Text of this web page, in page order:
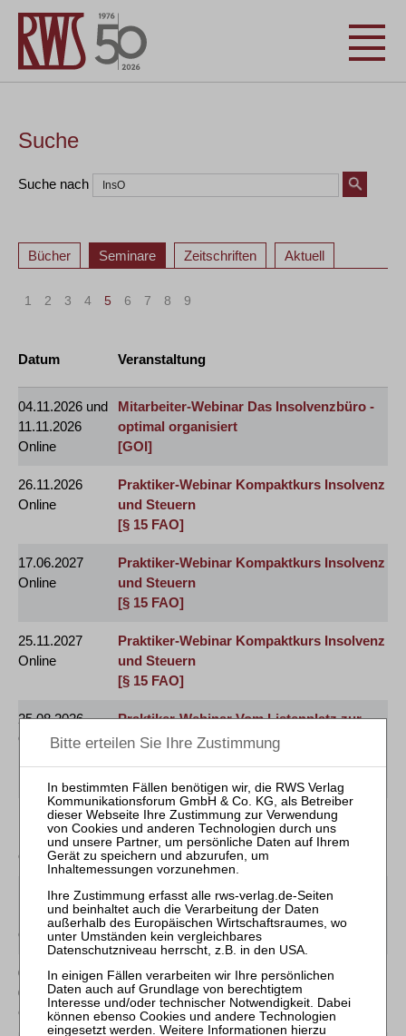
Suche
Suche nach
Bücher Seminare Zeitschriften Aktuell
1 2 3 4 5 6 7 8 9
Datum Veranstaltung
04.11.2026 und
11.11.2026
Online
Mitarbeiter-Webinar Das Insolvenzbüro -
optimal organisiert
[GOI]
26.11.2026
Online
Praktiker-Webinar Kompaktkurs Insolvenz
und Steuern
[§ 15 FAO]
17.06.2027
Online
Praktiker-Webinar Kompaktkurs Insolvenz
und Steuern
[§ 15 FAO]
25.11.2027
Online
Praktiker-Webinar Kompaktkurs Insolvenz
und Steuern
[§ 15 FAO]
25.08.2026
Online
Praktiker-Webinar Vom Listenplatz zur
Zulassung – Das neue Berufsrecht der
11.11.2026 und
12.11.2026
Online
Mitarbeiter-Webinar Vertiefung der
Bearbeitung der Insolvenztabelle
[GOI]
17.03.2027 und
18.03.2027
Online
Mitarbeiter-Webinar Vertiefung der
Bearbeitung der Insolvenztabelle
[GOI]
07.07.2027 und
08.07.2027
Online
Mitarbeiter-Webinar Vertiefung der
Bearbeitung der Insolvenztabelle
[GOI]